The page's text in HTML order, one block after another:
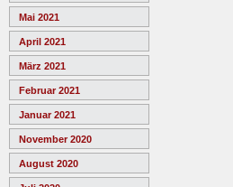
Mai 2021
April 2021
März 2021
Februar 2021
Januar 2021
November 2020
August 2020